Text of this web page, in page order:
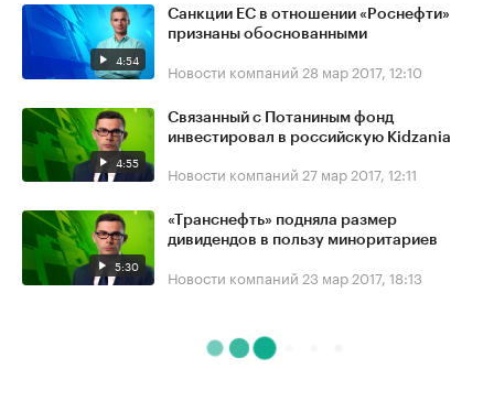
4:54
Санкции ЕС в отношении «Роснефти»
признаны обоснованными
Новости компаний 28 мар 2017, 12:10
4:55
Связанный с Потаниным фонд
инвестировал в российскую Kidzania
Новости компаний 27 мар 2017, 12:11
5:30
«Транснефть» подняла размер
дивидендов в пользу миноритариев
Новости компаний 23 мар 2017, 18:13